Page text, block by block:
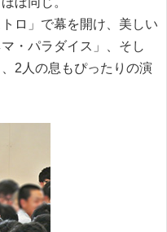
ロ」で幕を開け、美しい
・パラダイス」、そし
2人の息もぴったりの演